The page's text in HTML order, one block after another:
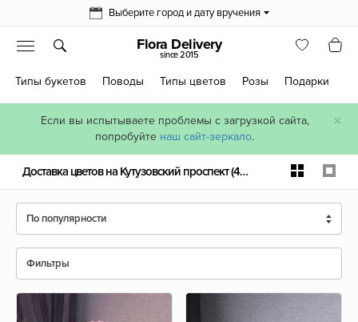
×
Если вы испытываете проблемы с загрузкой сайта,
попробуйте наш сайт-зеркало.
Выберите город и дату вручения
Flora Delivery
since 2015
Типы букетов Поводы Типы цветов Розы Подарки
Доставка цветов на Кутузовский проспект(455 шт)
По популярности
Фильтры